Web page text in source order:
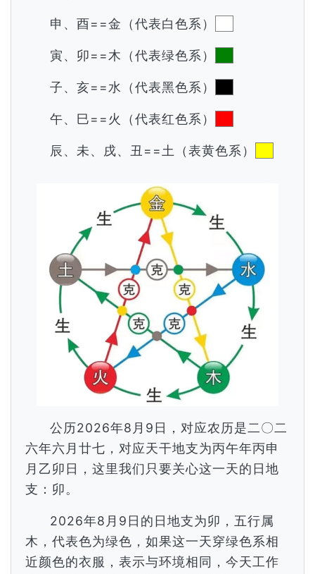
申、酉==金（代表白色系）
寅、卯==木（代表绿色系）
子、亥==水（代表黑色系）
午、巳==火（代表红色系）
辰、未、戌、丑==土（表黄色系）
公历2026年8月9日，对应农历是二〇二
六年六月廿七，对应天干地支为丙午年丙申
月乙卯日，这里我们只要关心这一天的日地
支：卯。
2026年8月9日的日地支为卯，五行属
木，代表色为绿色，如果这一天穿绿色系相
近颜色的衣服，表示与环境相同，今天工作